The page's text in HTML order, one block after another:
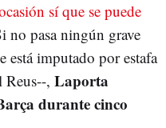
sí que se puede
no pasa ningún grave
está imputado por estafa
Reus--, Laporta
durante cinco